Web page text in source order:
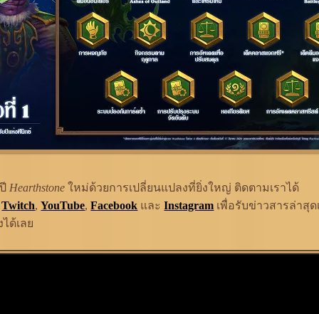
Hearthstone ใหม่ด้วยการเปลี่ยนแปลงที่ยิ่งใหญ่ ติดตามเราได้
Twitch,YouTube,Facebook และInstagram เพื่อรับข่าวสารล่าสุ
ด้เลย